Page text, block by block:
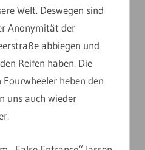
Welt. Deswegen sind
Anonymität der
abbiegen und
Reifen haben. Die
heben den
uns auch wieder